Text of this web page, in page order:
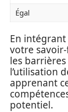
Égal
En intégrant
votre
les
l’utilisation
apprenant
potentiel.